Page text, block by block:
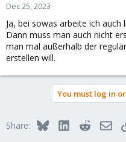
Dec 25, 2023
Ja, bei sowas arbeite ich
Dann muss man auch nicht
man mal außerhalb der
erstellen will.
You must log in
Share: BlueskyLinkedInReddit